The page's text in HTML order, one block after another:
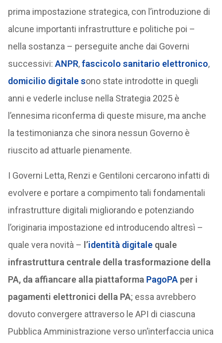
prima impostazione strategica, con l’introduzione di
alcune importanti infrastrutture e politiche poi –
nella sostanza – perseguite anche dai Governi
successivi: ANPR,fascicolo sanitario elettronico,
domicilio digitalesono state introdotte in quegli
anni e vederle incluse nella Strategia 2025 è
l’ennesima riconferma di queste misure, ma anche
la testimonianza che sinora nessun Governo è
riuscito ad attuarle pienamente.
I Governi Letta, Renzi e Gentiloni cercarono infatti di
evolvere e portare a compimento tali fondamentali
infrastrutture digitali migliorando e potenziando
l’originaria impostazione ed introducendo altresì –
quale vera novità – l’identità digitalequale
infrastruttura centrale della trasformazione della
PA, da affiancare alla piattaforma PagoPAper i
pagamenti elettronici della PA; essa avrebbero
dovuto convergere attraverso le API di ciascuna
Pubblica Amministrazione verso un’interfaccia unica